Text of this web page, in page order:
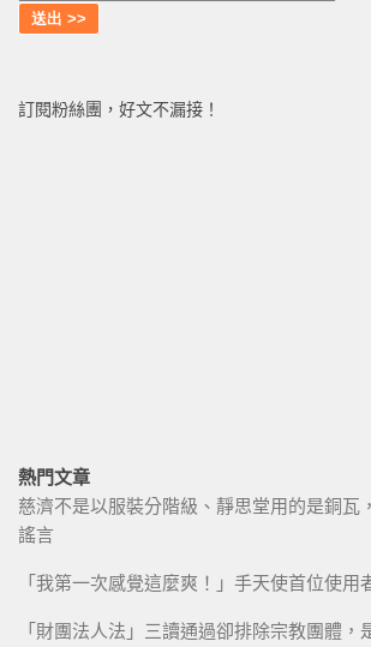
訂閱粉絲團，好文不漏接！
熱門文章
慈濟不是以服裝分階級、靜思堂用的是銅瓦
謠言
「我第一次感覺這麼爽！」手天使首位使用
「財團法人法」三讀通過卻排除宗教團體，